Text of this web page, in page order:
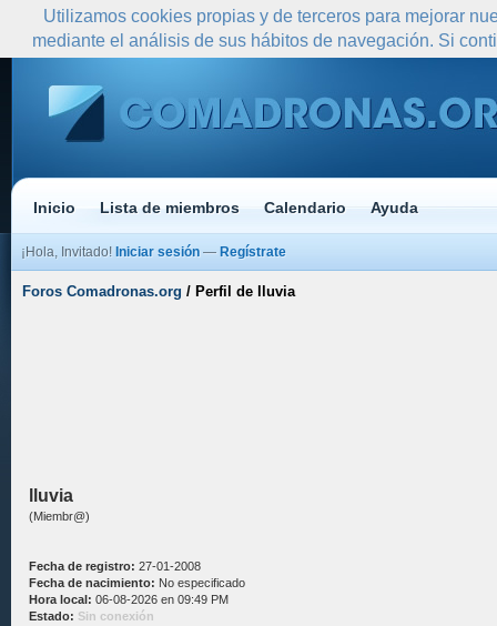
Inicio Lista de miembros Calendario Ayuda
¡Hola, Invitado! Iniciar sesión — Regístrate
Foros Comadronas.org / Perfil de lluvia
lluvia
(Miembr@)
Fecha de registro: 27-01-2008
Fecha de nacimiento: No especificado
Hora local: 06-08-2026 en 09:49 PM
Estado: Sin conexión
Utilizamos cookies propias y de terceros para mejorar
mediante el análisis de sus hábitos de navegación. Si